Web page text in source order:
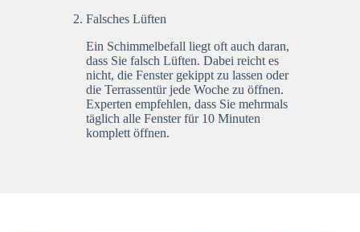
Falsches Lüften
Ein Schimmelbefall liegt oft auch daran,
dass Sie falsch Lüften. Dabei reicht es
nicht, die Fenster gekippt zu lassen oder
die Terrassentür jede Woche zu öffnen.
Experten empfehlen, dass Sie mehrmals
täglich alle Fenster für 10 Minuten
komplett öffnen.